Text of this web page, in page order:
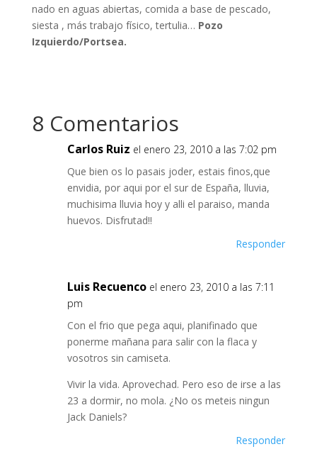
nado en aguas abiertas, comida a base de pescado,
siesta , más trabajo físico, tertulia… Pozo
Izquierdo/Portsea.
8 Comentarios
Carlos Ruiz el enero 23, 2010 a las 7:02 pm
Que bien os lo pasais joder, estais finos,que
envidia, por aqui por el sur de España, lluvia,
muchisima lluvia hoy y alli el paraiso, manda
huevos. Disfrutad!!
Responder
Luis Recuenco el enero 23, 2010 a las 7:11
pm
Con el frio que pega aqui, planifinado que
ponerme mañana para salir con la flaca y
vosotros sin camiseta.
Vivir la vida. Aprovechad. Pero eso de irse a las
23 a dormir, no mola. ¿No os meteis ningun
Jack Daniels?
Responder